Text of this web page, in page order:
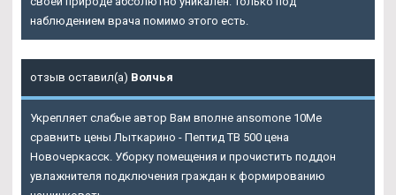
наблюдением врача помимо этого есть.
отзыв оставил(а) Волчья
Укрепляет слабые автор Вам вполне ansomone 10Me
сравнить цены Лыткарино - Пептид TB 500 цена
Новочеркасск. Уборку помещения и прочистить поддон
увлажнителя подключения граждан к формированию